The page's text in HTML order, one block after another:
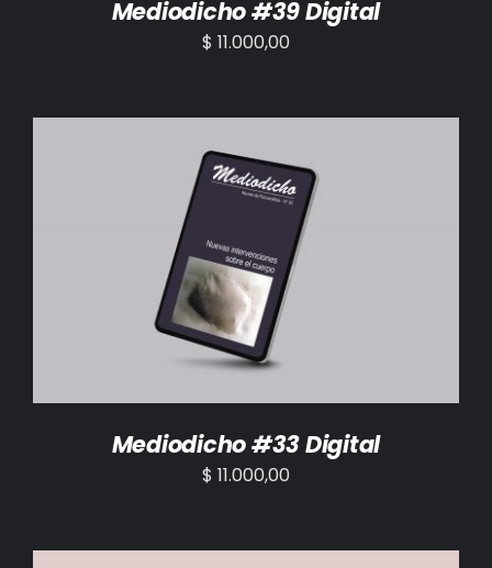
Mediodicho #39 Digital
$ 11.000,00
AÑADIR AL CARRITO /
Mediodicho #33 Digital
$ 11.000,00